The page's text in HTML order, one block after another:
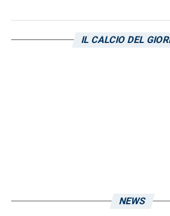
torneo diverso dagli altri. A
IL CALCIO DEL
NEWS